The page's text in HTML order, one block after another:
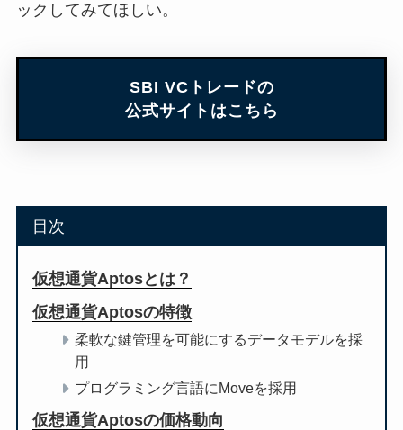
ックしてみてほしい。
SBI VCトレードの
公式サイトはこちら
目次
仮想通貨Aptosとは？
仮想通貨Aptosの特徴
柔軟な鍵管理を可能にするデータモデルを採
用
プログラミング言語にMoveを採用
仮想通貨Aptosの価格動向